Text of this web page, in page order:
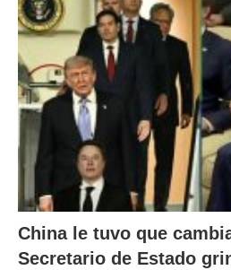
China le tuvo que
Secretario de Estado